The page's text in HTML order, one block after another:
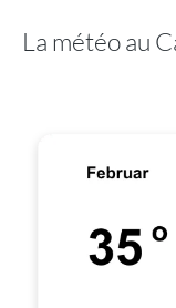
La météo au